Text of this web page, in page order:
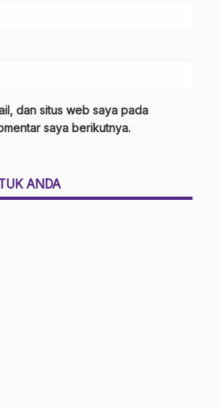
dan situs web saya pada
saya berikutnya.
ANDA